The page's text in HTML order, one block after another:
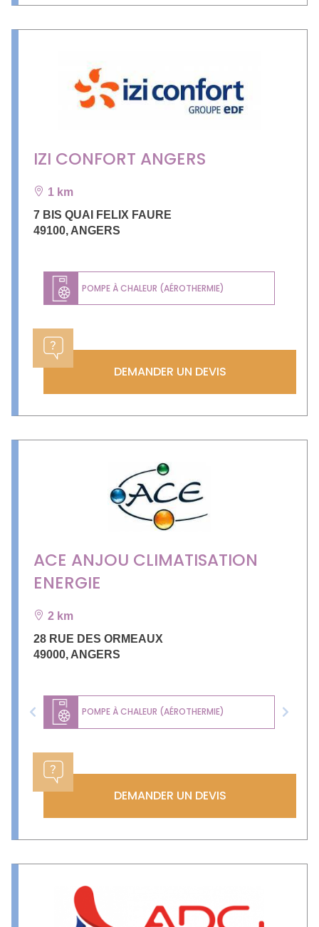
IZI CONFORT ANGERS
1 km
7 BIS QUAI FELIX FAURE
49100, ANGERS
POMPE À CHALEUR (AÉROTHERMIE)
DEMANDER UN DEVIS
ACE ANJOU CLIMATISATION
ENERGIE
2 km
28 RUE DES ORMEAUX
49000, ANGERS
POMPE À CHALEUR (AÉROTHERMIE)
Previous Next
DEMANDER UN DEVIS